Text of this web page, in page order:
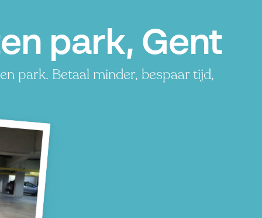
park, Gent
park. Betaal minder, bespaar tijd,